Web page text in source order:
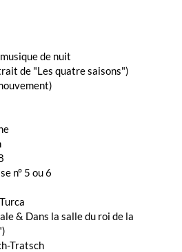
de nuit
de "Les quatre saisons")
n° 5 ou 6
& Dans la salle du roi de la
Tratsch